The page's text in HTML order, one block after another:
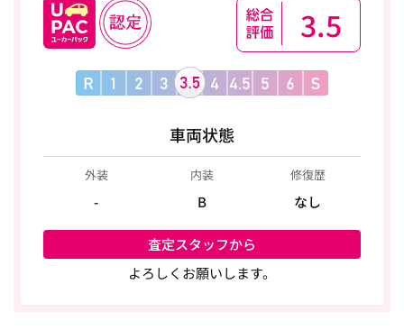
3.5
車両状態
外装
-
内装
B
修復歴
なし
査定スタッフから
よろしくお願いします。